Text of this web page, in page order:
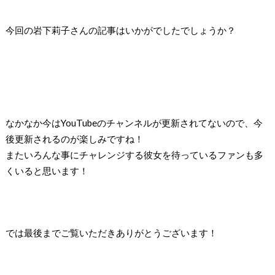
今回の岩下莉子さんの記事はいかがでしたでしょうか？
なかなか今はYouTubeのチャンネルが更新されてないので、今
後更新されるのが楽しみですね！
またいろんな事にチャレンジする彼女を待っているファンも多
くいると思います！
では最後までご覧いただきありがとうございます！